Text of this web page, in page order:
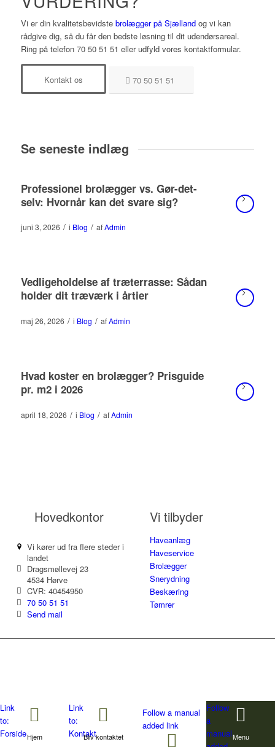
Vi er din kvalitetsbevidste brolægger på Sjællandog vi kan
rådgive dig, så du får den bedste løsning til dit udendørsareal.
Ring på telefon 70 50 51 51 eller udfyld vores kontaktformular.
Kontakt os 70 50 51 51
Se seneste indlæg
Professionel brolægger vs. Gør-det-
selv: Hvornår kan det svare sig?
juni 3, 2026 / i Blog / afAdmin
Vedligeholdelse af træterrasse: Sådan
holder dit træværk i årtier
maj 26, 2026 / i Blog / afAdmin
Hvad koster en brolægger? Prisguide
pr. m2 i 2026
april 18, 2026 / i Blog / afAdmin
Hovedkontor
Vi kører ud fra flere steder i
landet
Dragsmøllevej 23
4534 Hørve
CVR: 40454950
70 50 51 51
Send mail
Vi tilbyder
Haveanlæg
Haveservice
Brolægger
Snerydning
Beskæring
Tømrer
Link
to:
ForsideHjem
Link
to:
KontaktBliv kontaktet
Follow a manual
added link
Follow
a
manualMenu